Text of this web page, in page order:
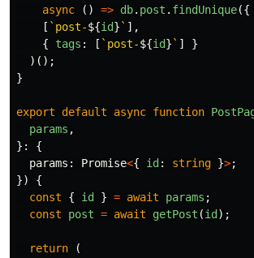
async
() => db. post . findUnique({
[ `post-${id} ` ],
{
tags : [ `post-${id} ` ]
}
)();
}
export default async function
params ,
}:
{
params : Promise<{ id : string }>;
})
{
const
{ id } = await params ;
const
post = await getPost (id );
return
(